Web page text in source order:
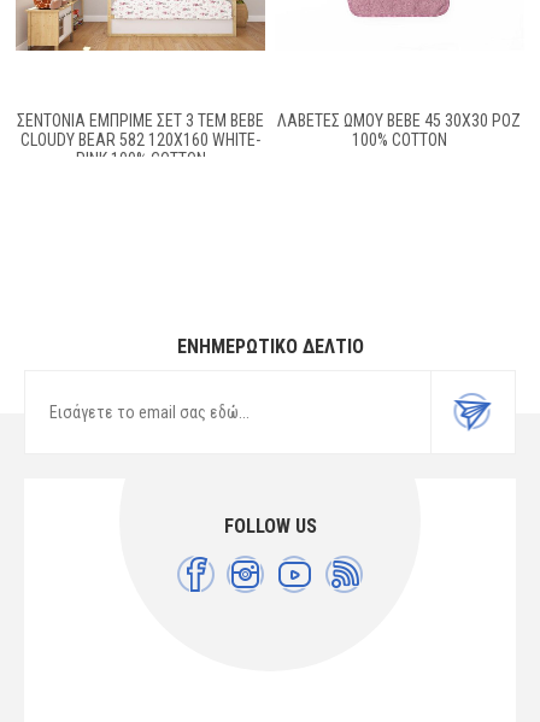
ΣΕΝΤΌΝΙΑ ΕΜΠΡΙΜΈ ΣΕΤ 3 ΤΕΜ BEBE
CLOUDY BEAR 582 120X160 WHITE-
PINK 100% COTTON
ΛΑΒΕΤΕΣ ΩΜΟΥ BEBE 45 30X30 ΡΟΖ
100% COTTON
ΕΝΗΜΕΡΩΤΙΚΌ ΔΕΛΤΊΟ
FOLLOW US